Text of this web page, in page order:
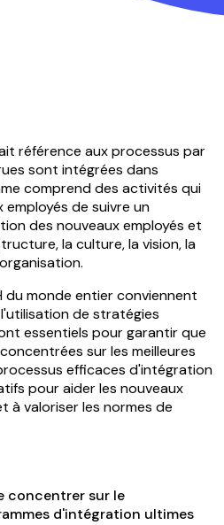
référence aux processus par
sont intégrées dans
comprend des activités qui
de suivre un
des nouveaux employés et
la culture, la vision, la
du monde entier conviennent
de stratégies
essentiels pour garantir que
sur les meilleures
efficaces d'intégration
pour aider les nouveaux
à valoriser les normes de
concentrer sur le
d'intégration ultimes